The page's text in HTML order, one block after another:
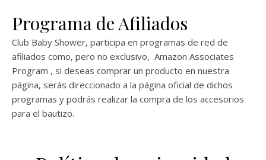
Programa de Afiliados
Club Baby Shower, participa en programas de red de
afiliados como, pero no exclusivo, Amazon Associates
Program , si deseas comprar un producto en nuestra
página, serás direccionado a la página oficial de dichos
programas y podrás realizar la compra de los accesorios
para el bautizo.